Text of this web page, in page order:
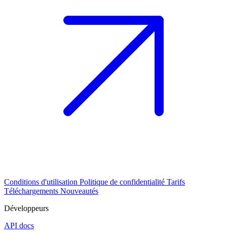
Conditions d'utilisation Politique de confidentialité Tarifs
Téléchargements Nouveautés
Développeurs
API docs